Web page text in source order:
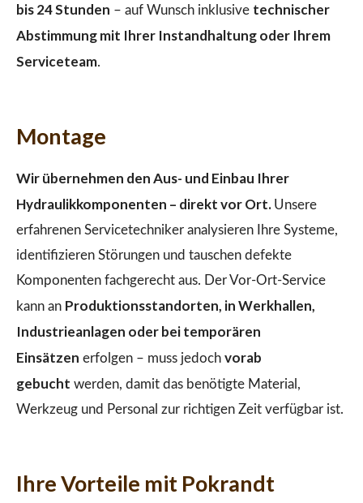
bis 24 Stunden – auf Wunsch inklusive technischer
Abstimmung mit Ihrer Instandhaltung oder Ihrem
Serviceteam.
Montage
Wir übernehmen den Aus- und Einbau Ihrer
Hydraulikkomponenten – direkt vor Ort. Unsere
erfahrenen Servicetechniker analysieren Ihre Systeme,
identifizieren Störungen und tauschen defekte
Komponenten fachgerecht aus. Der Vor-Ort-Service
kann an Produktionsstandorten, in Werkhallen,
Industrieanlagen oder bei temporären
Einsätzen erfolgen – muss jedoch vorab
gebucht werden, damit das benötigte Material,
Werkzeug und Personal zur richtigen Zeit verfügbar ist.
Ihre Vorteile mit Pokrandt